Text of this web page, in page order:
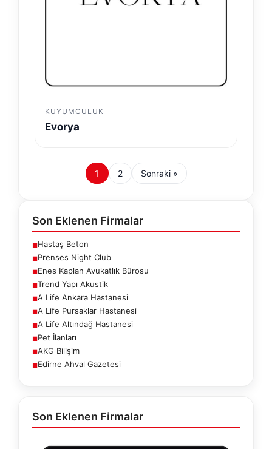
KUYUMCULUK
Evorya
1 2 Sonraki »
Son Eklenen Firmalar
■Hastaş Beton
■Prenses Night Club
■Enes Kaplan Avukatlık Bürosu
■Trend Yapı Akustik
■A Life Ankara Hastanesi
■A Life Pursaklar Hastanesi
■A Life Altındağ Hastanesi
■Pet İlanları
■AKG Bilişim
■Edirne Ahval Gazetesi
Son Eklenen Firmalar